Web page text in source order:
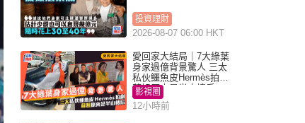
投資理財
2026-08-07 06:00 HKT
愛回家大結局｜7大綠葉
身家過億背景驚人 三太
私伙鱷魚皮Hermès拍劇
蘇姐原來是半山樓后
影視圈
12小時前